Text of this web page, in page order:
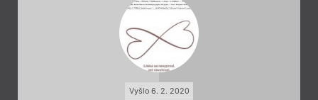
Vyšlo 6. 2. 2020